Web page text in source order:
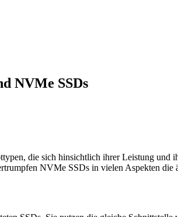
NVMe SSDs
die sich hinsichtlich ihrer Leistung
NVMe SSDs in vielen Aspekten die